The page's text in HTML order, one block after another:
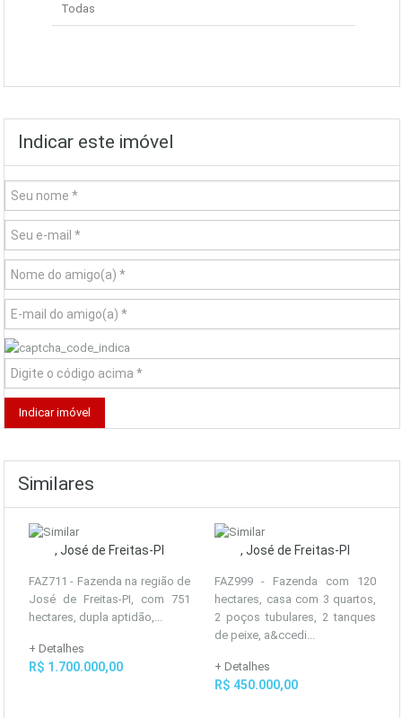
Todas
Indicar este imóvel
Similares
, José de Freitas-PI
FAZ711 - Fazenda na região de
José de Freitas-PI, com 751
hectares, dupla aptidão,...
+ Detalhes
R$ 1.700.000,00
, José de Freitas-PI
FAZ999 - Fazenda com 120
hectares, casa com 3 quartos,
2 poços tubulares, 2 tanques
de peixe, a&ccedi...
+ Detalhes
R$ 450.000,00